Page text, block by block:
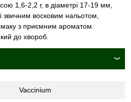
1,6-2,2 г, в діаметрі 17-19 мм,
звичним восковим нальотом,
з приємним ароматом.
до хвороб.
Vaccinium